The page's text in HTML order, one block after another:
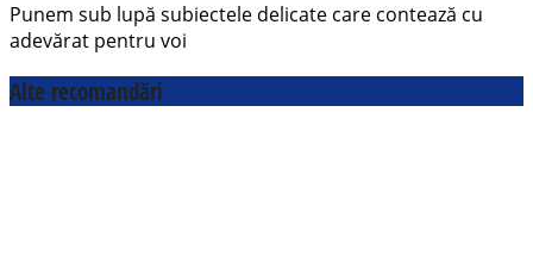
Punem sub lupă subiectele delicate care contează cu
adevărat pentru voi
Alte recomandări